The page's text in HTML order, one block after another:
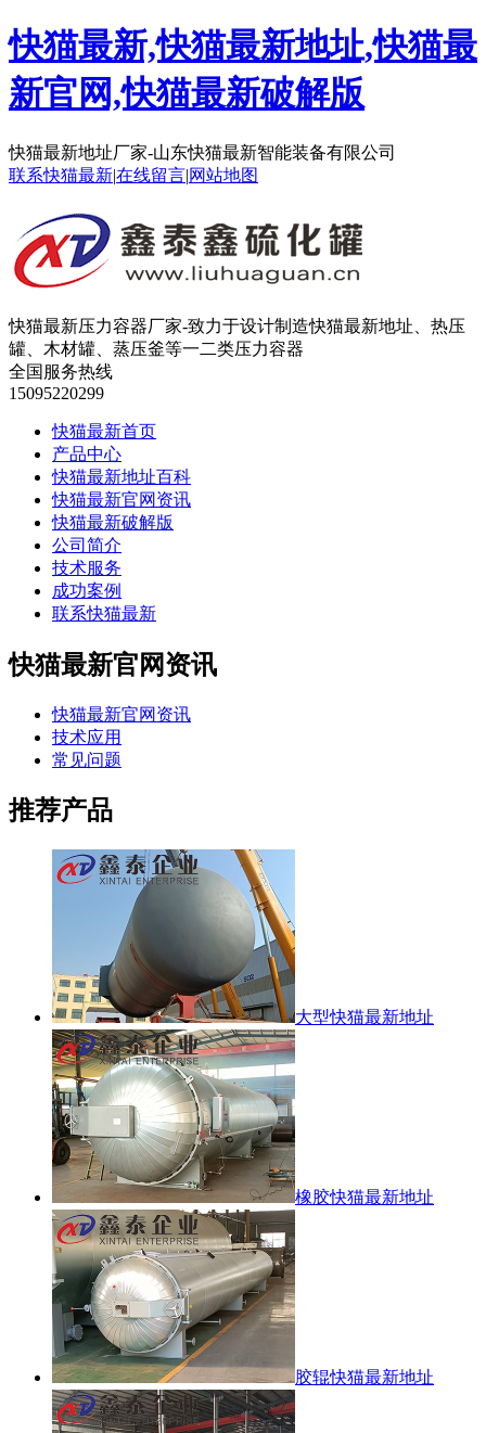
快猫最新,快猫最新地址,快猫最
新官网,快猫最新破解版
快猫最新地址厂家-山东快猫最新智能装备有限公司
联系快猫最新|在线留言|网站地图
快猫最新压力容器厂家-致力于设计制造快猫最新地址、热压
罐、木材罐、蒸压釜等一二类压力容器
全国服务热线
15095220299
快猫最新首页
产品中心
快猫最新地址百科
快猫最新官网资讯
快猫最新破解版
公司简介
技术服务
成功案例
联系快猫最新
快猫最新官网资讯
快猫最新官网资讯
技术应用
常见问题
推荐产品
大型快猫最新地址
橡胶快猫最新地址
胶辊快猫最新地址